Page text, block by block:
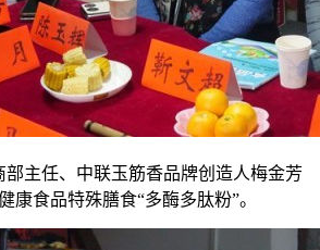
部主任、中联玉筋香品牌创造人梅金芳
康食品特殊膳食“多酶多肽粉”。